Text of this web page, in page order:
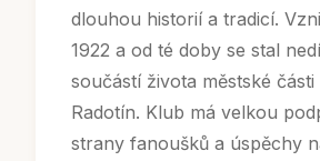
dlouhou historií a tradicí.
1922 a od té doby se stal
součástí života městské
Radotín. Klub má velkou
strany fanoušků a úspěchy